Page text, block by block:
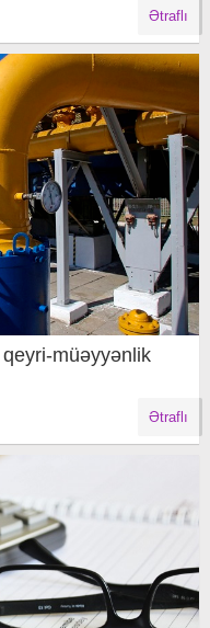
Ətraflı
müəyyənlik
Ətraflı